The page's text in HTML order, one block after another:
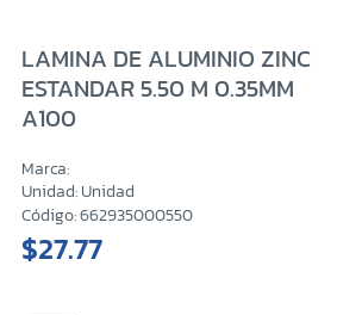
LAMINA DE ALUMINIO ZINC
ESTANDAR 5.50 M 0.35MM
A100
Marca:
Unidad: Unidad
Código: 662935000550
$27.77